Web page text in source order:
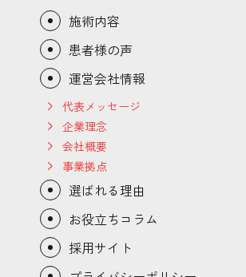
施術内容
患者様の声
運営会社情報
代表メッセージ
企業理念
会社概要
事業拠点
選ばれる理由
お役立ちコラム
採用サイト